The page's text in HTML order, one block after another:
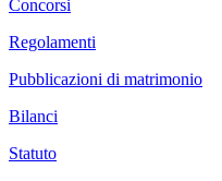
Concorsi
Regolamenti
Pubblicazioni di matrimonio
Bilanci
Statuto